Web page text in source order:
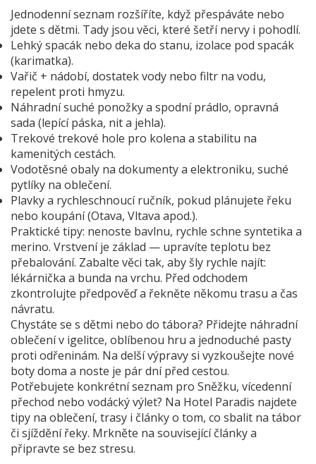
Jednodenní seznam rozšíříte, když přespáváte nebo
jdete s dětmi. Tady jsou věci, které šetří nervy i pohodlí.
Lehký spacák nebo deka do stanu, izolace pod spacák
(karimatka).
Vařič + nádobí, dostatek vody nebo filtr na vodu,
repelent proti hmyzu.
Náhradní suché ponožky a spodní prádlo, opravná
sada (lepící páska, nit a jehla).
Trekové trekové hole pro kolena a stabilitu na
kamenitých cestách.
Vodotěsné obaly na dokumenty a elektroniku, suché
pytlíky na oblečení.
Plavky a rychleschnoucí ručník, pokud plánujete řeku
nebo koupání (Otava, Vltava apod.).
Praktické tipy: nenoste bavlnu, rychle schne syntetika a
merino. Vrstvení je základ — upravíte teplotu bez
přebalování. Zabalte věci tak, aby šly rychle najít:
lékárnička a bunda na vrchu. Před odchodem
zkontrolujte předpověď a řekněte někomu trasu a čas
návratu.
Chystáte se s dětmi nebo do tábora? Přidejte náhradní
oblečení v igelitce, oblíbenou hru a jednoduché pasty
proti odřeninám. Na delší výpravy si vyzkoušejte nové
boty doma a noste je pár dní před cestou.
Potřebujete konkrétní seznam pro Sněžku, vícedenní
přechod nebo vodácký výlet? Na Hotel Paradis najdete
tipy na oblečení, trasy i články o tom, co sbalit na tábor
či sjíždění řeky. Mrkněte na související články a
připravte se bez stresu.